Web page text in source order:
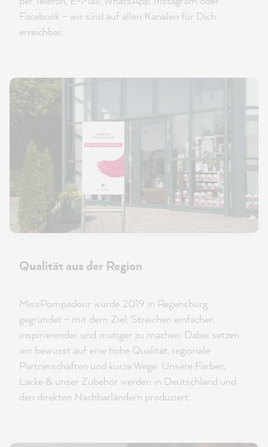
Facebook – wir sind auf allen Kanälen für Dich
erreichbar.
Qualität aus der Region
MissPompadour wurde 2019 in Regensburg
gegründet – mit dem Ziel, Streichen einfacher,
inspirierender und mutiger zu machen. Dabei setzen
wir bewusst auf eine hohe Qualität, regionale
Partnerschaften und kurze Wege: Unsere Farben,
Lacke & unser Zubehör werden in Deutschland und
den direkten Nachbarländern produziert.